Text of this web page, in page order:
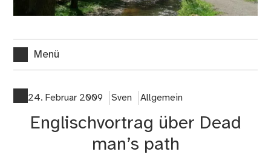
Menü
24. Februar 2009 Sven Allgemein
Englischvortrag über Dead
man’s path